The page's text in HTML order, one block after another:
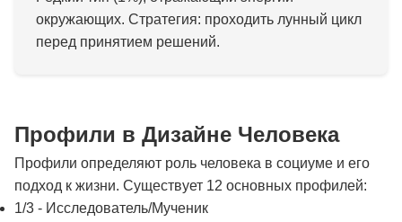
окружающих. Стратегия: проходить лунный цикл
перед принятием решений.
Профили в Дизайне Человека
Профили определяют роль человека в социуме и его
подход к жизни. Существует 12 основных профилей:
1/3 - Исследователь/Мученик